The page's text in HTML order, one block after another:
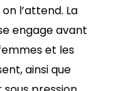
l’attend. La
engage avant
et les
ainsi que